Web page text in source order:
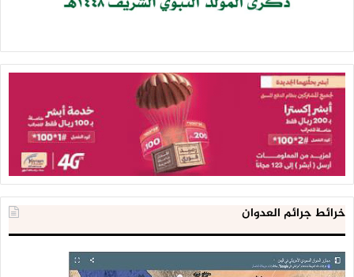
خرائط جرائم العدوان